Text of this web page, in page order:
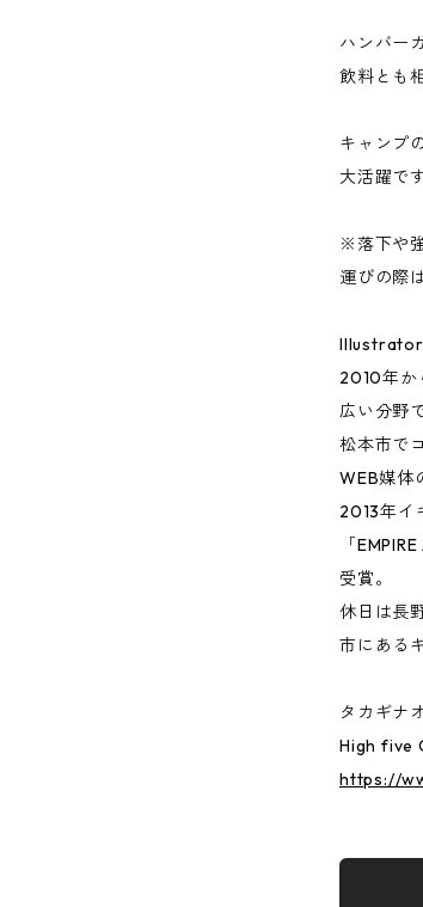
ハンバー
飲料とも
キャンプ
大活躍です
※落下や
運びの際
Illustrator
2010年か
広い分野
松本市で
WEB媒体
2013年イ
「
受賞。
休日は長
市にある
タカギナ
High five
https://